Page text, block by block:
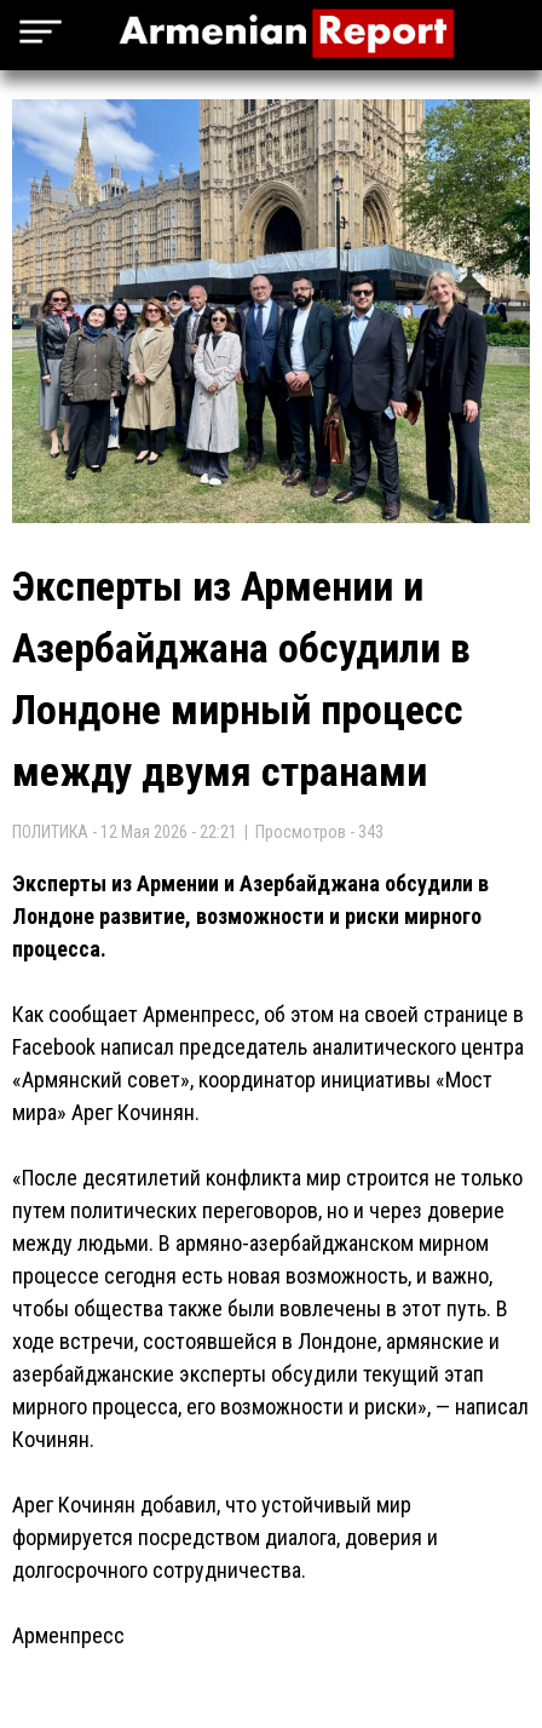
Эксперты из Армении и
Азербайджана обсудили в
Лондоне мирный процесс
между двумя странами
ПОЛИТИКА - 12 Мая 2026 - 22:21 | Просмотров - 343
Эксперты из Армении и Азербайджана обсудили в
Лондоне развитие, возможности и риски мирного
процесса.
Как сообщает Арменпресс, об этом на своей странице в
Facebook написал председатель аналитического центра
«Армянский совет», координатор инициативы «Мост
мира» Арег Кочинян.
«После десятилетий конфликта мир строится не только
путем политических переговоров, но и через доверие
между людьми. В армяно-азербайджанском мирном
процессе сегодня есть новая возможность, и важно,
чтобы общества также были вовлечены в этот путь. В
ходе встречи, состоявшейся в Лондоне, армянские и
азербайджанские эксперты обсудили текущий этап
мирного процесса, его возможности и риски», — написал
Кочинян.
Арег Кочинян добавил, что устойчивый мир
формируется посредством диалога, доверия и
долгосрочного сотрудничества.
Арменпресс